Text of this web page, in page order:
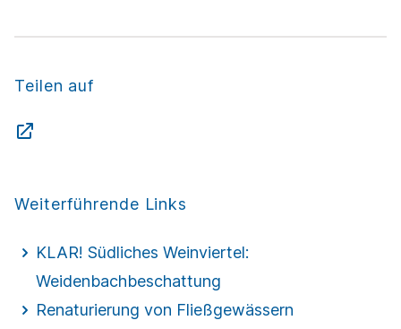
Teilen auf
Weiterführende Links
KLAR! Südliches Weinviertel:
Weidenbachbeschattung
Renaturierung von Fließgewässern